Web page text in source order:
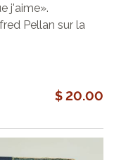
j'aime».
Pellan sur la
$ 20.00